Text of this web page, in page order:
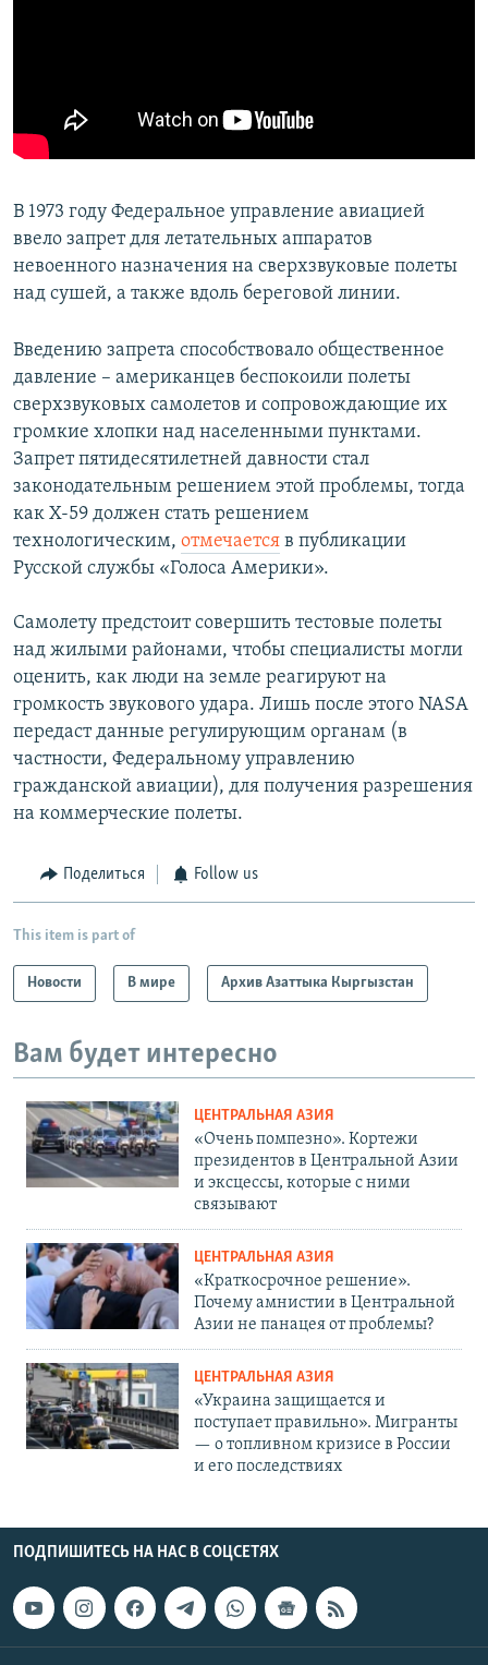
В 1973 году Федеральное управление авиацией
ввело запрет для летательных аппаратов
невоенного назначения на сверхзвуковые полеты
над сушей, а также вдоль береговой линии.
Введению запрета способствовало общественное
давление – американцев беспокоили полеты
сверхзвуковых самолетов и сопровождающие их
громкие хлопки над населенными пунктами.
Запрет пятидесятилетней давности стал
законодательным решением этой проблемы, тогда
как X-59 должен стать решением
технологическим, отмечается в публикации
Русской службы «Голоса Америки».
Самолету предстоит совершить тестовые полеты
над жилыми районами, чтобы специалисты могли
оценить, как люди на земле реагируют на
громкость звукового удара. Лишь после этого NASA
передаст данные регулирующим органам (в
частности, Федеральному управлению
гражданской авиации), для получения разрешения
на коммерческие полеты.
Поделиться Follow us
This item is part of
Новости В мире Архив Азаттыка Кыргызстан
Вам будет интересно
ЦЕНТРАЛЬНАЯ АЗИЯ
«Очень помпезно». Кортежи
президентов в Центральной Азии
и эксцессы, которые с ними
связывают
ЦЕНТРАЛЬНАЯ АЗИЯ
«Краткосрочное решение».
Почему амнистии в Центральной
Азии не панацея от проблемы?
ЦЕНТРАЛЬНАЯ АЗИЯ
«Украина защищается и
поступает правильно». Мигранты
— о топливном кризисе в России
и его последствиях
ПОДПИШИТЕСЬ НА НАС В СОЦСЕТЯХ